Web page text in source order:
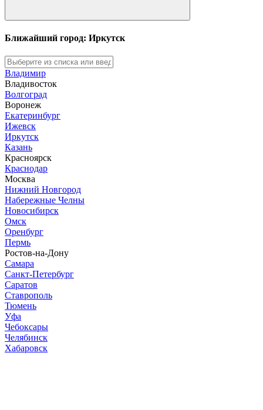
Ближайший город: Иркутск
Владимир
Владивосток
Волгоград
Воронеж
Екатеринбург
Ижевск
Иркутск
Казань
Красноярск
Краснодар
Москва
Нижний Новгород
Набережные Челны
Новосибирск
Омск
Оренбург
Пермь
Ростов-на-Дону
Самара
Санкт-Петербург
Саратов
Ставрополь
Тюмень
Уфа
Чебоксары
Челябинск
Хабаровск